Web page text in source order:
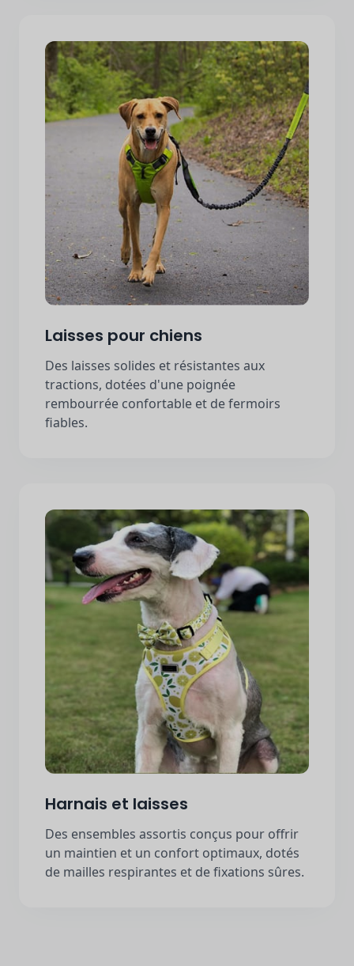
Laisses pour chiens
Des laisses solides et résistantes aux
tractions, dotées d'une poignée
rembourrée confortable et de fermoirs
fiables.
Harnais et laisses
Des ensembles assortis conçus pour offrir
un maintien et un confort optimaux, dotés
de mailles respirantes et de fixations sûres.